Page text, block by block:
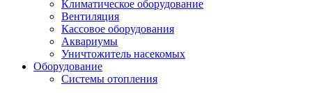
Климатическое оборудование
Вентиляция
Кассовое оборудования
Аквариумы
Уничтожитель насекомых
Оборудование
Системы отопления